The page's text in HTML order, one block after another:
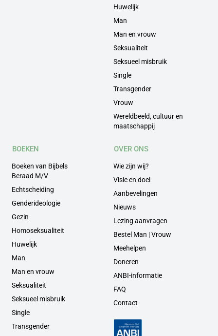
Huwelijk
Man
Man en vrouw
Seksualiteit
Seksueel misbruik
Single
Transgender
Vrouw
Wereldbeeld, cultuur en
maatschappij
BOEKEN
Boeken van Bijbels
Beraad M/V
Echtscheiding
Genderideologie
Gezin
Homoseksualiteit
Huwelijk
Man
Man en vrouw
Seksualiteit
Seksueel misbruik
Single
Transgender
OVER ONS
Wie zijn wij?
Visie en doel
Aanbevelingen
Nieuws
Lezing aanvragen
Bestel Man | Vrouw
Meehelpen
Doneren
ANBI-informatie
FAQ
Contact